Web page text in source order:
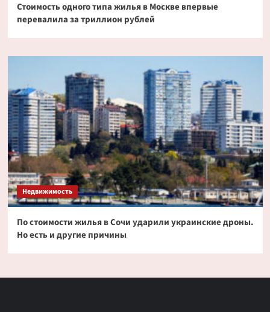
Стоимость одного типа жилья в Москве впервые
перевалила за триллион рублей
Недвижимость
По стоимости жилья в Сочи ударили украинские дроны.
Но есть и другие причины